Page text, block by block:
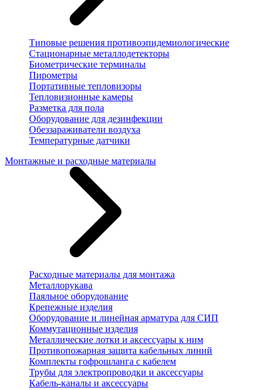
Типовые решения противоэпидемиологические
Стационарные металлодетекторы
Биометрические терминалы
Пирометры
Портативные тепловизоры
Тепловизионные камеры
Разметка для пола
Оборудование для дезинфекции
Обеззараживатели воздуха
Температурные датчики
Монтажные и расходные материалы
Расходные материалы для монтажа
Металлорукава
Паяльное оборудование
Крепежные изделия
Оборудование и линейная арматура для СИП
Коммутационные изделия
Металлические лотки и аксессуары к ним
Противопожарная защита кабельных линий
Комплекты гофрошланга с кабелем
Трубы для электропроводки и аксессуары
Кабель-каналы и аксессуары